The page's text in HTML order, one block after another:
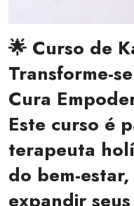
🌟 Curso de
Transforme-
Cura
Este curso é
terapeuta
do bem-
expandir